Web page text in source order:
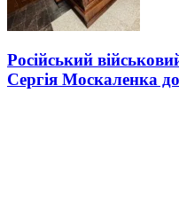
Російський
Сергія Москаленка